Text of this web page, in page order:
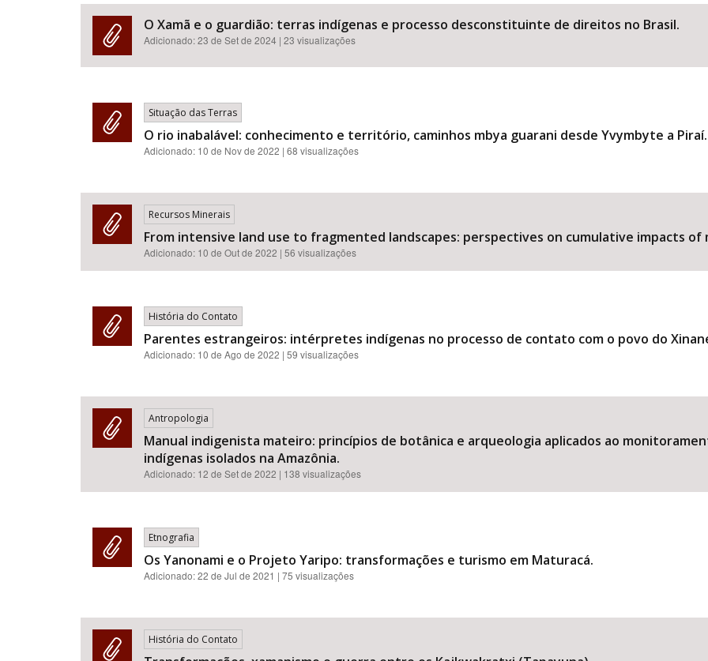
O Xamã e o guardião: terras indígenas e processo desconstituinte de direitos no Brasil.
Adicionado:23 de Set de 2024 | 23 visualizações
Situação das Terras
O rio inabalável: conhecimento e território, caminhos mbya guarani desde Yvymbyte a Piraí.
Adicionado: 10 de Nov de 2022 | 68 visualizações
Recursos Minerais
From intensive land use to fragmented landscapes: perspectives on cumulative impacts
Adicionado: 10 de Out de 2022 | 56 visualizações
História do Contato
Parentes estrangeiros: intérpretes indígenas no processo de contato com o povo do
Adicionado: 10 de Ago de 2022 | 59 visualizações
Antropologia
Manual indigenista mateiro: princípios de botânica e arqueologia aplicados ao
indígenas isolados na Amazônia.
Adicionado: 12 de Set de 2022 | 138 visualizações
Etnografia
Os Yanonami e o Projeto Yaripo: transformações e turismo em Maturacá.
Adicionado:22 de Jul de 2021 | 75 visualizações
História do Contato